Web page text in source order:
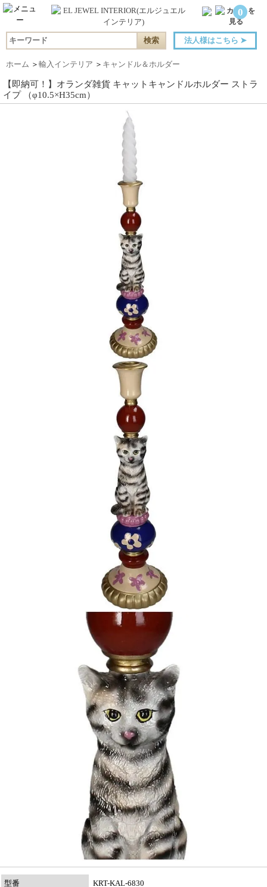
0
法人様はこちら ➤
ホーム ＞ 輸入インテリア ＞ キャンドル＆ホルダー
【即納可！】オランダ雑貨 キャットキャンドルホルダー ストラ
イプ （φ10.5×H35cm）
型番 KRT-KAL-6830